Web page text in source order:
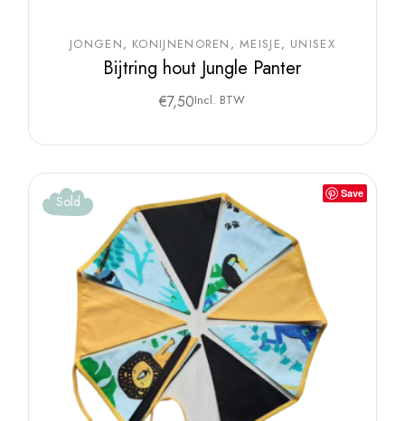
JONGEN KONIJNENOREN MEISJE UNISEX
Bijtring hout Jungle Panter
€7,50Incl. BTW
Save
Sold